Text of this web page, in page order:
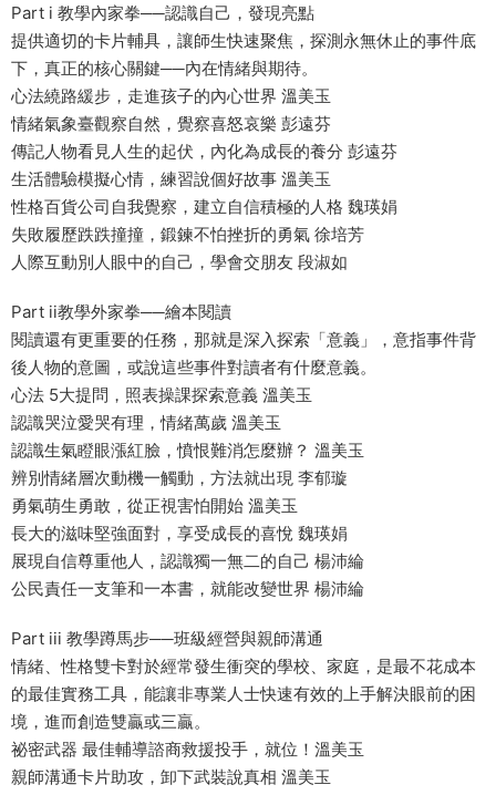
Part i 教學內家拳──認識自己，發現亮點
提供適切的卡片輔具，讓師生快速聚焦，探測永無休止的事件底
下，真正的核心關鍵──內在情緒與期待。
心法繞路緩步，走進孩子的內心世界 溫美玉
情緒氣象臺觀察自然，覺察喜怒哀樂 彭遠芬
傳記人物看見人生的起伏，內化為成長的養分 彭遠芬
生活體驗模擬心情，練習說個好故事 溫美玉
性格百貨公司自我覺察，建立自信積極的人格 魏瑛娟
失敗履歷跌跌撞撞，鍛鍊不怕挫折的勇氣 徐培芳
人際互動別人眼中的自己，學會交朋友 段淑如
Part ii教學外家拳──繪本閱讀
閱讀還有更重要的任務，那就是深入探索「意義」，意指事件背
後人物的意圖，或說這些事件對讀者有什麼意義。
心法 5大提問，照表操課探索意義 溫美玉
認識哭泣愛哭有理，情緒萬歲 溫美玉
認識生氣瞪眼漲紅臉，憤恨難消怎麼辦？ 溫美玉
辨別情緒層次動機一觸動，方法就出現 李郁璇
勇氣萌生勇敢，從正視害怕開始 溫美玉
長大的滋味堅強面對，享受成長的喜悅 魏瑛娟
展現自信尊重他人，認識獨一無二的自己 楊沛綸
公民責任一支筆和一本書，就能改變世界 楊沛綸
Part iii 教學蹲馬步──班級經營與親師溝通
情緒、性格雙卡對於經常發生衝突的學校、家庭，是最不花成本
的最佳實務工具，能讓非專業人士快速有效的上手解決眼前的困
境，進而創造雙贏或三贏。
祕密武器 最佳輔導諮商救援投手，就位！溫美玉
親師溝通卡片助攻，卸下武裝說真相 溫美玉